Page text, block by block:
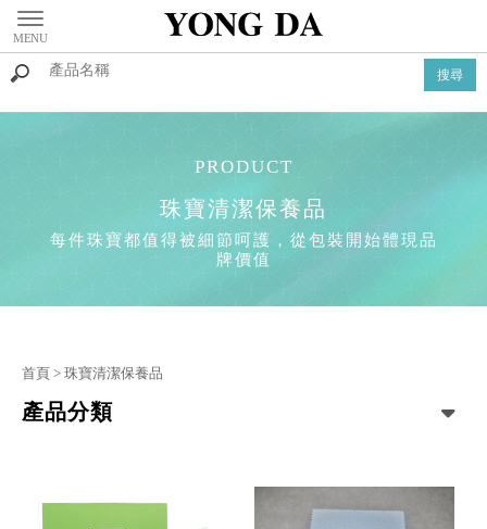
珠寶清潔保養品
首頁 > 珠寶清潔保養品
產品分類